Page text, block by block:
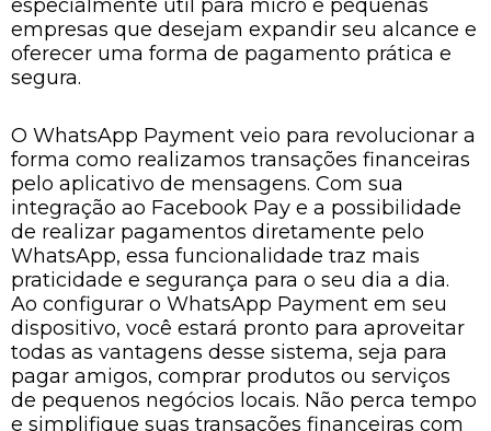
especialmente útil para micro e pequenas
empresas que desejam expandir seu alcance e
oferecer uma forma de pagamento prática e
segura.
O WhatsApp Payment veio para revolucionar a
forma como realizamos transações financeiras
pelo aplicativo de mensagens. Com sua
integração ao Facebook Pay e a possibilidade
de realizar pagamentos diretamente pelo
WhatsApp, essa funcionalidade traz mais
praticidade e segurança para o seu dia a dia.
Ao configurar o WhatsApp Payment em seu
dispositivo, você estará pronto para aproveitar
todas as vantagens desse sistema, seja para
pagar amigos, comprar produtos ou serviços
de pequenos negócios locais. Não perca tempo
e simplifique suas transações financeiras com